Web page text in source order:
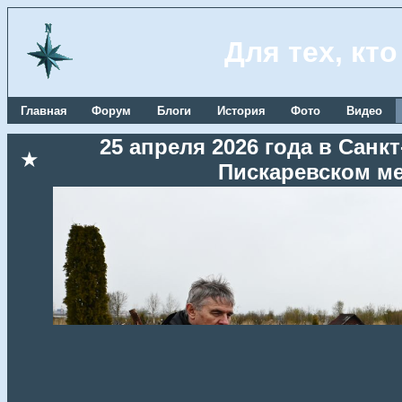
Для тех,
Главная Форум Блоги История Фото Видео
★
25 апреля 2026 года в
Пискаревском